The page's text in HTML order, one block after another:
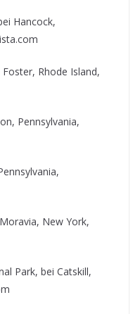
Hancock,
Rhode Island,
Pennsylvania,
New York,
Park, bei Catskill,